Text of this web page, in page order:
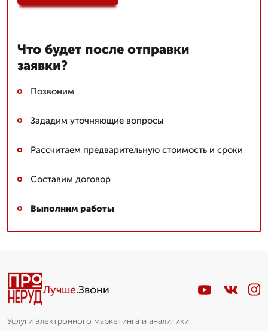
Что будет после отправки
заявки?
Позвоним
Зададим уточняющие вопросы
Рассчитаем предварительную стоимость и сроки
Составим договор
Выполним работы
Лучше.Звони
Услуги электронного маркетинга и аналитики